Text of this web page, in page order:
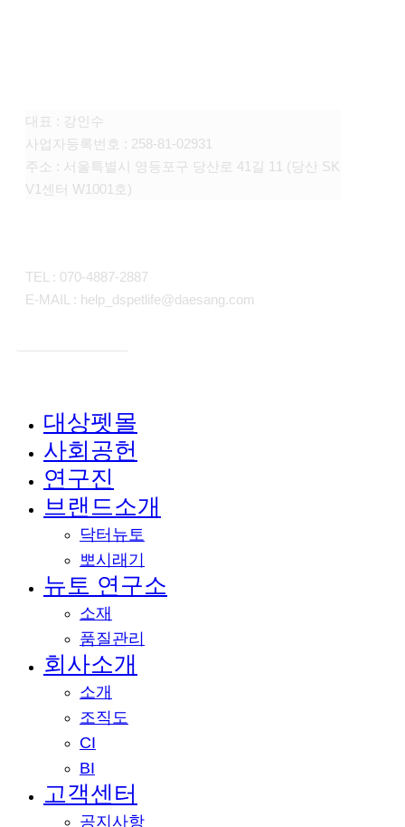
대표 : 강인수
사업자등록번호 : 258-81-02931
주소 : 서울특별시 영등포구 당산로 41길 11 (당산 SK
V1센터 W1001호)
TEL : 070-4887-2887
E-MAIL : help_dspetlife@daesang.com
Close 대상펫몰
사회공헌
연구진
브랜드소개
닥터뉴토
뽀시래기
뉴토 연구소
소재
품질관리
회사소개
소개
조직도
CI
BI
고객센터
공지사항